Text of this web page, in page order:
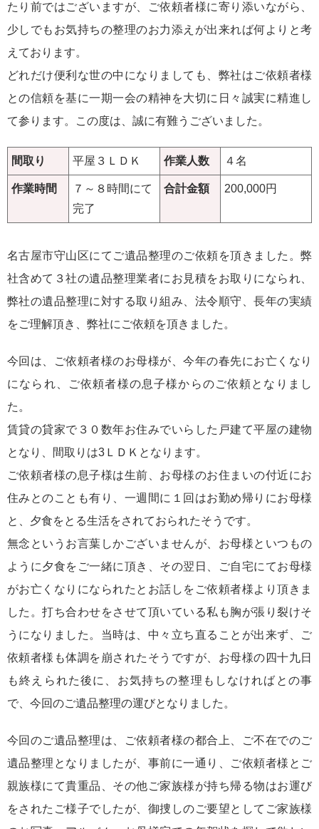
たり前ではございますが、ご依頼者様に寄り添いながら、
少しでもお気持ちの整理のお力添えが出来れば何よりと考
えております。
どれだけ便利な世の中になりましても、弊社はご依頼者様
との信頼を基に一期一会の精神を大切に日々誠実に精進し
て参ります。この度は、誠に有難うございました。
間取り 平屋３ＬＤＫ 作業人数 ４名
作業時間
７～８時間にて
完了
合計金額 200,000円
名古屋市守山区にてご遺品整理のご依頼を頂きました。弊
社含めて３社の遺品整理業者にお見積をお取りになられ、
弊社の遺品整理に対する取り組み、法令順守、長年の実績
をご理解頂き、弊社にご依頼を頂きました。
今回は、ご依頼者様のお母様が、今年の春先にお亡くなり
になられ、ご依頼者様の息子様からのご依頼となりまし
た。
賃貸の貸家で３０数年お住みでいらした戸建て平屋の建物
となり、間取りは3ＬＤＫとなります。
ご依頼者様の息子様は生前、お母様のお住まいの付近にお
住みとのことも有り、一週間に１回はお勤め帰りにお母様
と、夕食をとる生活をされておられたそうです。
無念というお言葉しかございませんが、お母様といつもの
ように夕食をご一緒に頂き、その翌日、ご自宅にてお母様
がお亡くなりになられたとお話しをご依頼者様より頂きま
した。打ち合わせをさせて頂いている私も胸が張り裂けそ
うになりました。当時は、中々立ち直ることが出来ず、ご
依頼者様も体調を崩されたそうですが、お母様の四十九日
も終えられた後に、お気持ちの整理もしなければとの事
で、今回のご遺品整理の運びとなりました。
今回のご遺品整理は、ご依頼者様の都合上、ご不在でのご
遺品整理となりましたが、事前に一通り、ご依頼者様とご
親族様にて貴重品、その他ご家族様が持ち帰る物はお運び
をされたご様子でしたが、御捜しのご要望としてご家族様